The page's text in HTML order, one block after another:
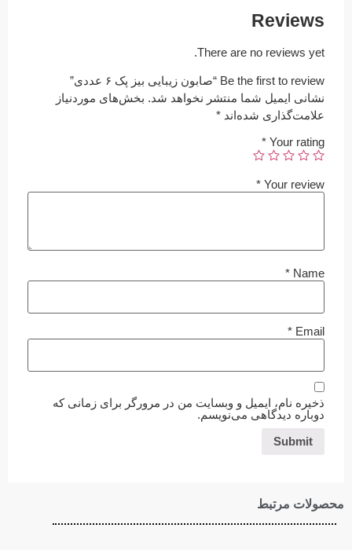
Reviews
There are no reviews yet.
Be the first to review “صابون زیبایی بیز پک ۶ عددی”
نشانی ایمیل شما منتشر نخواهد شد. بخش‌های موردنیاز
علامت‌گذاری شده‌اند *
Your rating
*
Your review
*
Name
*
Email
*
ذخیره نام، ایمیل و وبسایت من در مرورگر برای زمانی که
دوباره دیدگاهی می‌نویسم.
محصولات مرتبط